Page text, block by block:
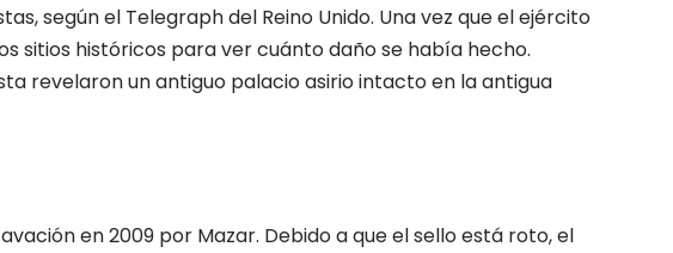
según el Telegraph del Reino Unido. Una vez que el ejército
sitios históricos para ver cuánto daño se había hecho.
revelaron un antiguo palacio asirio intacto en la antigua
en 2009 por Mazar. Debido a que el sello está roto, el